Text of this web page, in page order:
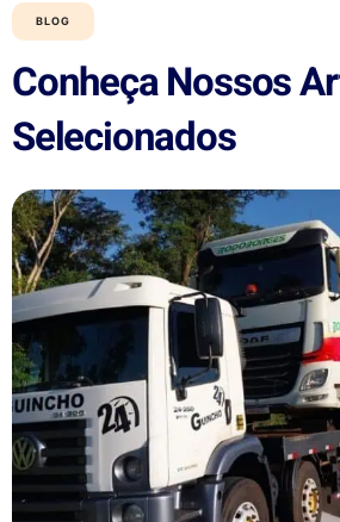
BLOG
Conheça Nossos
Selecionados